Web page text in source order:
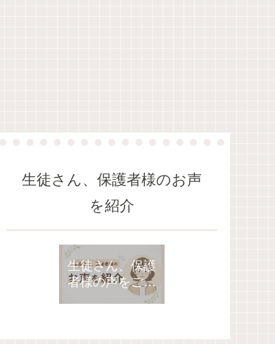
生徒さん、保護者様のお声
を紹介
生徒さん、保護
者様の声をご紹